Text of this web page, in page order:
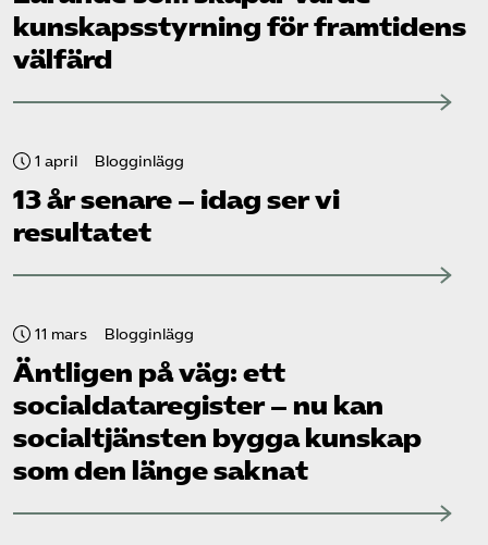
kunskapsstyrning för framtidens
välfärd
1 april Blogginlägg
13 år senare – idag ser vi
resultatet
11 mars Blogginlägg
Äntligen på väg: ett
socialdataregister – nu kan
socialtjänsten bygga kunskap
som den länge saknat